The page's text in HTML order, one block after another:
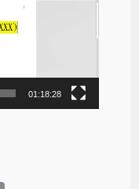
01:18:28